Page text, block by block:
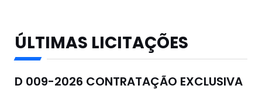
ÚLTIMAS LICITAÇÕES
D 009-2026 CONTRATAÇÃO EXCLUSIVA